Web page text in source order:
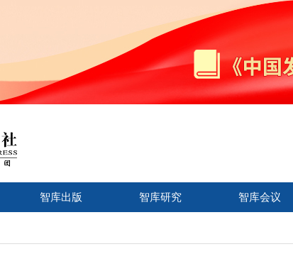
智库出版 智库研究 智库会议